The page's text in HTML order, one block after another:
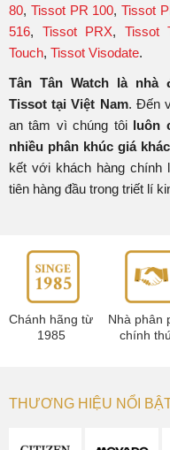
80, Tissot PR 100,Tissot
516, Tissot PRX, Tissot
Touch, Tissot Visodate.
Tân Tân Watch là
Tissot tại Việt Nam. Đến
an tâm vì chúng tôi luôn
nhiều phân khúc giá
kết với khách hàng
tiên hàng đầu trong triết lí
Chánh hãng từ
1985
Nhà phân
chính
THƯƠNG HIỆU NỔI